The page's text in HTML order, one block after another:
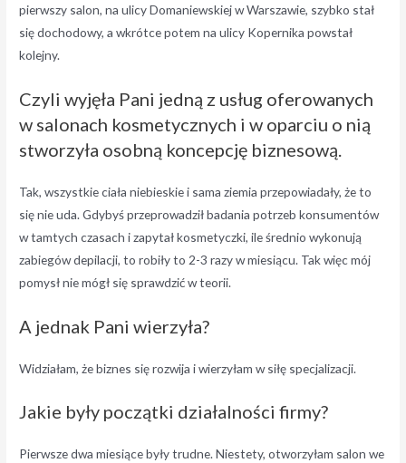
pierwszy salon, na ulicy Domaniewskiej w Warszawie, szybko stał
się dochodowy, a wkrótce potem na ulicy Kopernika powstał
kolejny.
Czyli wyjęła Pani jedną z usług oferowanych
w salonach kosmetycznych i w oparciu o nią
stworzyła osobną koncepcję biznesową.
Tak, wszystkie ciała niebieskie i sama ziemia przepowiadały, że to
się nie uda. Gdybyś przeprowadził badania potrzeb konsumentów
w tamtych czasach i zapytał kosmetyczki, ile średnio wykonują
zabiegów depilacji, to robiły to 2-3 razy w miesiącu. Tak więc mój
pomysł nie mógł się sprawdzić w teorii.
A jednak Pani wierzyła?
Widziałam, że biznes się rozwija i wierzyłam w siłę specjalizacji.
Jakie były początki działalności firmy?
Pierwsze dwa miesiące były trudne. Niestety, otworzyłam salon we